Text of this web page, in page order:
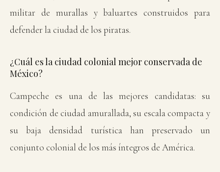
militar de murallas y baluartes construidos para
defender la ciudad de los piratas.
¿Cuál es la ciudad colonial mejor conservada de
México?
Campeche es una de las mejores candidatas: su
condición de ciudad amurallada, su escala compacta y
su baja densidad turística han preservado un
conjunto colonial de los más íntegros de América.